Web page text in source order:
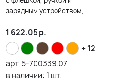
зарядным устройством,
1 622.05р.
+ 12
арт. 5-700339.07
в наличии: 1 шт.